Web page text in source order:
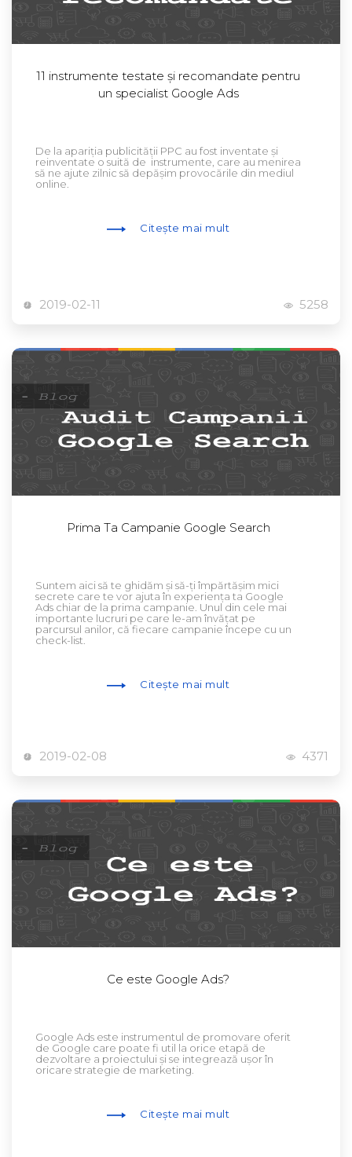
11 instrumente testate și recomandate pentru
un specialist Google Ads
De la apariția publicității PPC au fost inventate și
reinventate o suită de instrumente, care au menirea
să ne ajute zilnic să depășim provocările din mediul
online.
Citește mai mult
2019-02-11 5258
Prima Ta Campanie Google Search
Suntem aici să te ghidăm și să-ți împărtășim mici
secrete care te vor ajuta în experiența ta Google
Ads chiar de la prima campanie. Unul din cele mai
importante lucruri pe care le-am învățat pe
parcursul anilor, că fiecare campanie începe cu un
check-list.
Citește mai mult
2019-02-08 4371
Ce este Google Ads?
Google Ads este instrumentul de promovare oferit
de Google care poate fi util la orice etapă de
dezvoltare a proiectului și se integrează ușor în
oricare strategie de marketing.
Citește mai mult